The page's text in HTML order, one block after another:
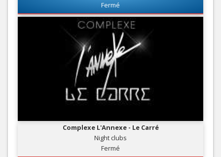
Fermé
Complexe L'Annexe - Le Carré
Night clubs
Fermé